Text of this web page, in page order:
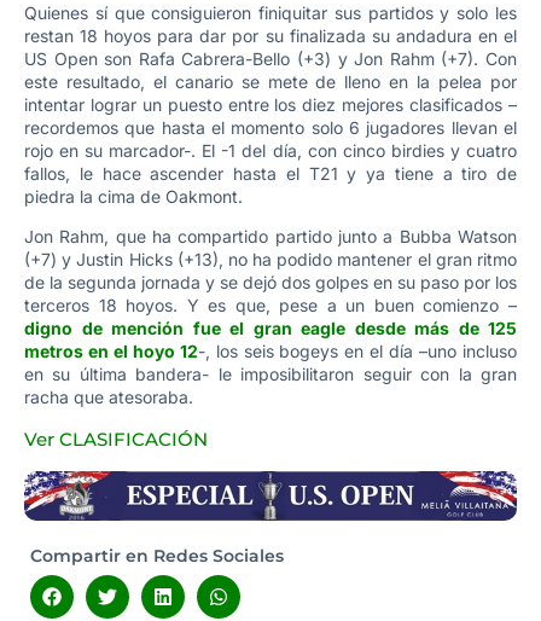
Quienes sí que consiguieron finiquitar sus partidos y solo les
restan 18 hoyos para dar por su finalizada su andadura en el
US Open son Rafa Cabrera-Bello (+3) y Jon Rahm (+7). Con
este resultado, el canario se mete de lleno en la pelea por
intentar lograr un puesto entre los diez mejores clasificados –
recordemos que hasta el momento solo 6 jugadores llevan el
rojo en su marcador-. El -1 del día, con cinco birdies y cuatro
fallos, le hace ascender hasta el T21 y ya tiene a tiro de
piedra la cima de Oakmont.
Jon Rahm, que ha compartido partido junto a Bubba Watson
(+7) y Justin Hicks (+13), no ha podido mantener el gran ritmo
de la segunda jornada y se dejó dos golpes en su paso por los
terceros 18 hoyos. Y es que, pese a un buen comienzo –
digno de mención fue el gran eagle desde más de 125
metros en el hoyo 12-, los seis bogeys en el día –uno incluso
en su última bandera- le imposibilitaron seguir con la gran
racha que atesoraba.
Ver CLASIFICACIÓN
Compartir en Redes Sociales